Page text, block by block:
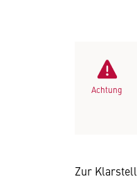
Achtung
Zur